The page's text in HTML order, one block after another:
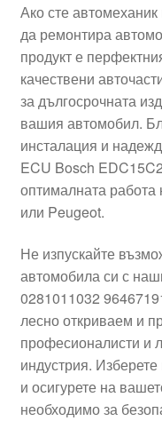
Правила и условия
Процедура за
Разгледайте
Транспорт
Ако сте
да ремонтира
продукт е
качествени
за дългосрочната
вашия автомобил.
инсталация и
ECU Bosch
оптималната
или Peugeot.
Не изпускайте
автомобила си с
0281011032
лесно откриваем и
професионалисти и
индустрия.
и осигурете на
необходимо за